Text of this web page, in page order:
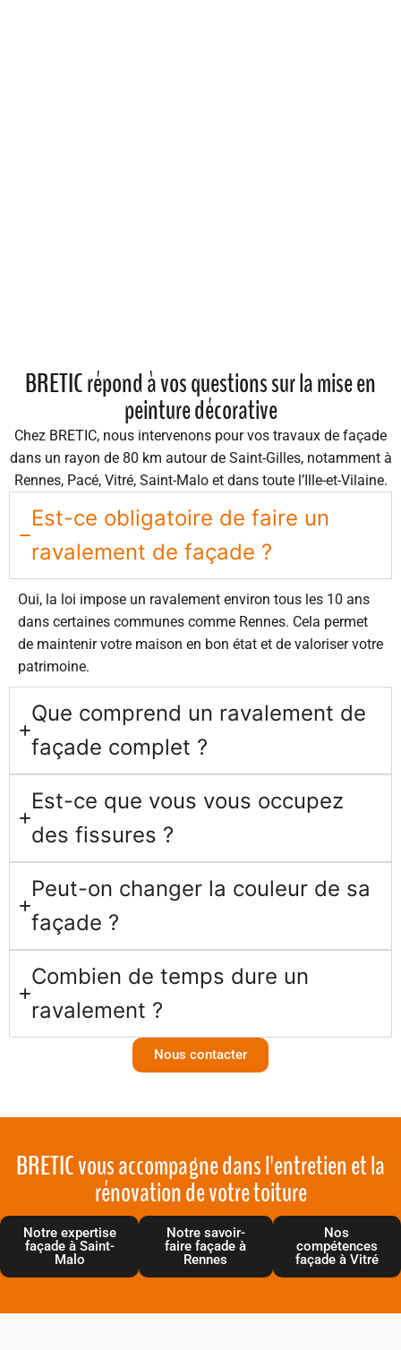
BRETIC répond à vos questions sur la mise en
peinture décorative
Chez BRETIC, nous intervenons pour vos travaux de façade
dans un rayon de 80 km autour de Saint-Gilles, notamment à
Rennes, Pacé, Vitré, Saint-Malo et dans toute l’Ille-et-Vilaine.
Est-ce obligatoire de faire un
ravalement de façade ?
Oui, la loi impose un ravalement environ tous les 10 ans
dans certaines communes comme Rennes. Cela permet
de maintenir votre maison en bon état et de valoriser votre
patrimoine.
Que comprend un ravalement de
façade complet ?
Est-ce que vous vous occupez
des fissures ?
Peut-on changer la couleur de sa
façade ?
Combien de temps dure un
ravalement ?
Nous contacter
BRETIC vous accompagne dansl'entretien et la
rénovationde votre toiture
Notre expertise
façade à Saint-
Malo
Notre savoir-
faire façade à
Rennes
Nos
compétences
façade à Vitré